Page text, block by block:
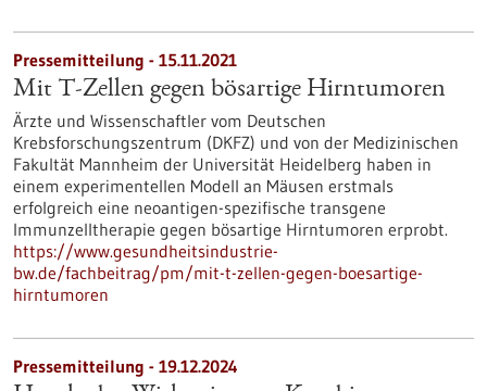
Pressemitteilung - 15.11.2021
Mit T-Zellen gegen bösartige Hirntumoren
Ärzte und Wissenschaftler vom Deutschen
Krebsforschungszentrum (DKFZ) und von der Medizinischen
Fakultät Mannheim der Universität Heidelberg haben in
einem experimentellen Modell an Mäusen erstmals
erfolgreich eine neoantigen-spezifische transgene
Immunzelltherapie gegen bösartige Hirntumoren erprobt.
https://www.gesundheitsindustrie-
bw.de/fachbeitrag/pm/mit-t-zellen-gegen-boesartige-
hirntumoren
Pressemitteilung - 19.12.2024